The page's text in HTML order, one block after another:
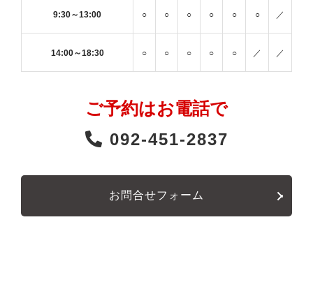
9:30～13:00 ○ ○ ○ ○ ○ ○ ／
14:00～18:30 ○ ○ ○ ○ ○ ／ ／
ご予約はお電話で
092-451-2837
お問合せフォーム